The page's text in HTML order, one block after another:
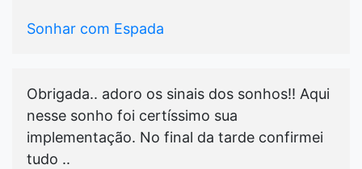
Sonhar com Espada
Obrigada.. adoro os sinais dos sonhos!! Aqui
nesse sonho foi certíssimo sua
implementação. No final da tarde confirmei
tudo ..